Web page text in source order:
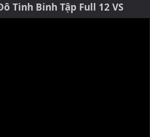
Tinh Binh Tập Full 12 VS